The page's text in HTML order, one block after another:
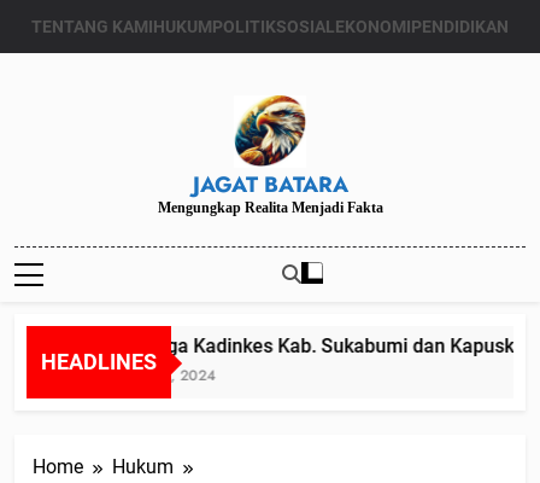
TENTANG KAMIHUKUMPOLITIKSOSIALEKONOMIPENDIDIKAN
JAGAT BATARA
Mengungkap Realita Menjadi Fakta
HEADLINES
Diduga Kadinkes Kab. Sukabumi dan
Juli 24, 2024
Home
Hukum